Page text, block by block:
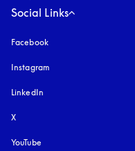
Social Links
Facebook
Instagram
LinkedIn
X
YouTube